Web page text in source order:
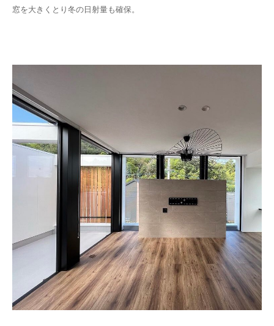
窓を大きくとり冬の日射量も確保。